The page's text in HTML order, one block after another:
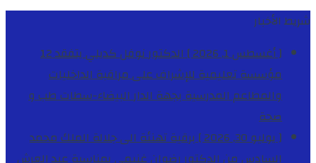
شريط الأخبار
[ أغسطس 1, 2026 ]
الدكتور نوفل كديلي يتفقد 12
مؤسسة تعليمية للإشراف على مراقبة الداخليات
والمطاعم المدرسية بجهة الدار البيضاء-سطاتطب و
صحة
[ يوليو 30, 2026 ]
برقية تهنئة الى جلالة الملك محمد
السادس من الدكتور رضوان غنيمي بمناسبة عيد العرش